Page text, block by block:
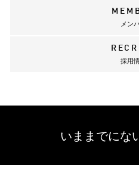
メン
採用
いままでにな